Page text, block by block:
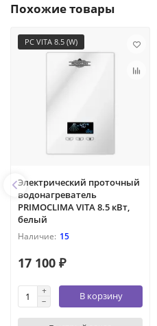
Похожие товары
PC VITA 8.5 (W)
Электрический проточный
водонагреватель
PRIMOCLIMA VITA 8.5 кВт,
белый
15
17 100 ₽
В корзину